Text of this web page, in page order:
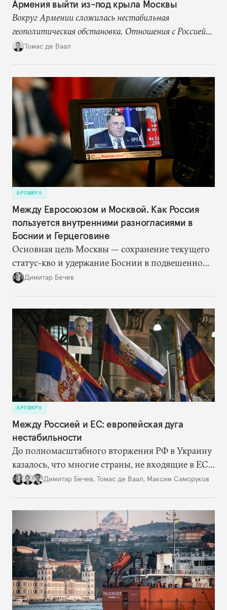
Армения выйти из-под крыла Москвы
Вокруг Армении сложилась нестабильная
геополитическая обстановка. Отношения с Россией
становятся все более напряженными, но страна по-
союзником. При этом общество поддерживает идею
диверсификации внешней политики: практически
никто не хочет возврата к той зависимости от
России в области безопасности, которая имела
место до 2020 года.
Томас де Ваал
БРОШЮРА
Между Евросоюзом и Москвой. Как Россия
пользуется внутренними разногласиями в
Боснии и Герцеговине
Основная цель Москвы — сохранение текущего
статус-кво и удержание Боснии в подвешенном
состоянии. Для этого Кремлю достаточно
оказалась не очень щедра на финансовую
помощь Республике Сербской. Но она, судя по
всему, одержала победу в битве за сердца и умы
боснийских сербов.
Димитар Бечев
БРОШЮРА
Между Россией и ЕС: европейская дуга
нестабильности
До полномасштабного вторжения РФ в Украину
казалось, что многие страны, не входящие в ЕС
и НАТО, навсегда останутся в серой зоне между
могут двигаться по пути евроатлантической
интеграции, наращивая сотрудничество с
Европейским союзом и США. Впрочем, на этом
пути остается множество препятствий
Димитар Бечев, Томас де Ваал, Максим Саморуков